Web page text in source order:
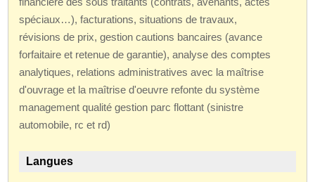
spéciaux…), facturations, situations de travaux,
révisions de prix, gestion cautions bancaires (avance
forfaitaire et retenue de garantie), analyse des comptes
analytiques, relations administratives avec la maîtrise
d'ouvrage et la maîtrise d'oeuvre refonte du système
management qualité gestion parc flottant (sinistre
automobile, rc et rd)
Langues